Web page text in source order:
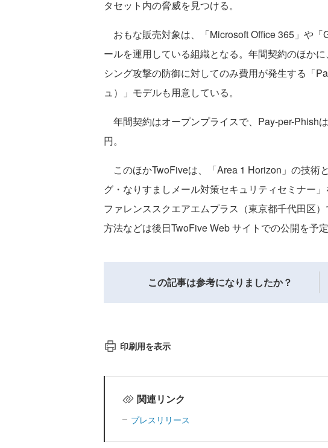
タセット内の脅威を見つける。
おもな販売対象は、「Microsoft Office 365」や「
ールを運用している組織となる。年間契約のほか
シング攻撃の防御に対してのみ費用が発生する「
ュ）」モデルも用意している。
年間契約はオープンプライスで、Pay-per-Phish
円。
このほかTwoFiveは、「Area 1 Horizon」の技術
グ・なりすましメール対策セキュリティセミナー
ファレンススクエアエムプラス（東京都千代田区
方法などは後日TwoFive Web サイトでの公開を予定
この記事は参考になりましたか？
印刷用を表示
関連リンク
プレスリリース